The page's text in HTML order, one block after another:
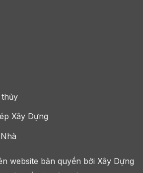
Xây Dựng
website bản quyền bởi Xây Dựng